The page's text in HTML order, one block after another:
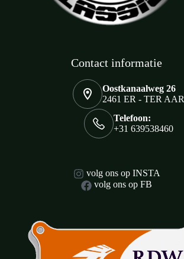
Contact informatie
Oostkanaalweg 26
2461 ER - TER AAR
Telefoon:
+31 639538460
volg ons op INSTA
volg ons op FB